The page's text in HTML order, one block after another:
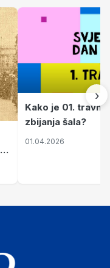
Kako je 01.
zbijanja šala?
01.04.2026
›